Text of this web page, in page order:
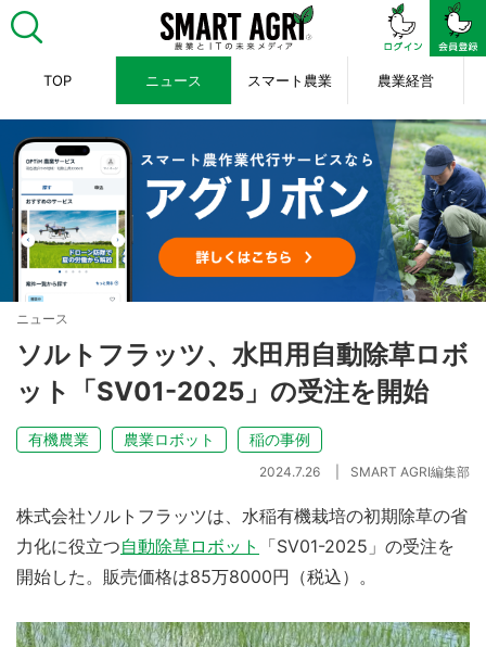
TOP ニュース スマート農業 農業経営
ニュース
ソルトフラッツ、水田用自動除草ロボ
ット「SV01-2025」の受注を開始
有機農業 農業ロボット 稲の事例
2024.7.26 SMART AGRI編集部
株式会社ソルトフラッツは、水稲有機栽培の初期除草の省
力化に役立つ自動除草ロボット
「SV01-2025」の受注を
開始した。販売価格は85万8000円（税込）。